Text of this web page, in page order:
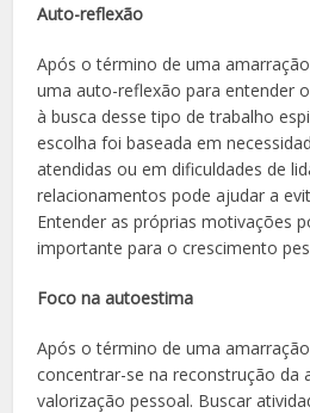
Auto-reflexão
Após o término de uma
uma auto-reflexão para entender
à busca desse tipo de trabalho
escolha foi baseada em
atendidas ou em dificuldades de
relacionamentos pode ajudar a
Entender as próprias motivações
importante para o crescimento
Foco na autoestima
Após o término de uma
concentrar-se na reconstrução da
valorização pessoal. Buscar